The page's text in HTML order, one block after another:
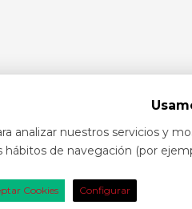
Consúltanos sobre eventos y
analizar nuestros servicios y
hábitos de navegación (por
Cookies Configurar